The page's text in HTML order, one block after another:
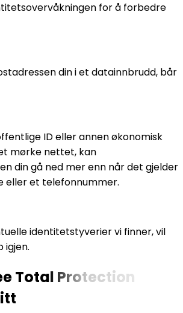
for å forbedre
din i et datainnbrudd, bår
ID eller annen økonomisk
mørke nettet, kan
din gå ned mer enn når det gjelder
eller et telefonnummer.
identitetstyverier vi finner, vil
igjen.
Total Protection